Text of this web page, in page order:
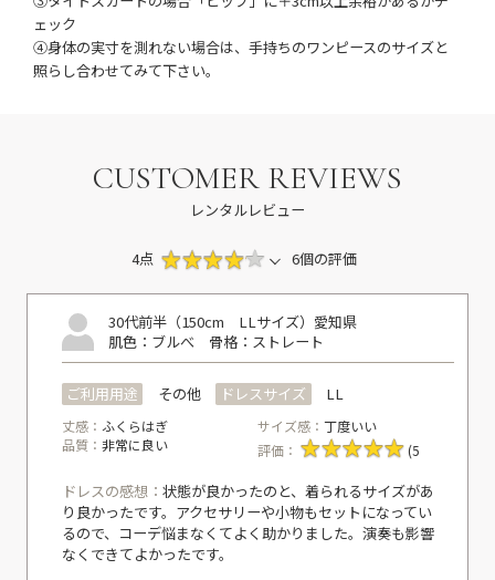
ェック
④身体の実寸を測れない場合は、手持ちのワンピースのサイズと
照らし合わせてみて下さい。
CUSTOMER REVIEWS
レンタルレビュー
4点 6個の評価
30代前半（150cm LLサイズ） 愛知県
肌色：ブルべ 骨格：ストレート
ご利用用途 その他 ドレスサイズ LL
丈感： ふくらはぎ サイズ感：丁度いい
品質： 非常に良い 評価： (5
ドレスの感想： 状態が良かったのと、着られるサイズがあ
り良かったです。アクセサリーや小物もセットになってい
るので、コーデ悩まなくてよく助かりました。演奏も影響
なくできてよかったです。